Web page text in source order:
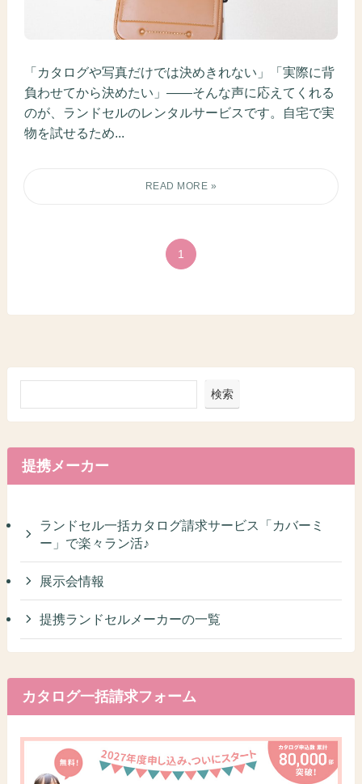
「カタログや写真だけでは決めきれない」「実際に背
負わせてから決めたい」――そんな声に応えてくれる
のが、ランドセルのレンタルサービスです。自宅で実
物を試せるため...
1
検索
提携メーカー
ランドセル一括カタログ請求サービス「カバーミ
ー」で楽々ラン活♪
展示会情報
提携ランドセルメーカーの一覧
カタログ一括請求フォーム